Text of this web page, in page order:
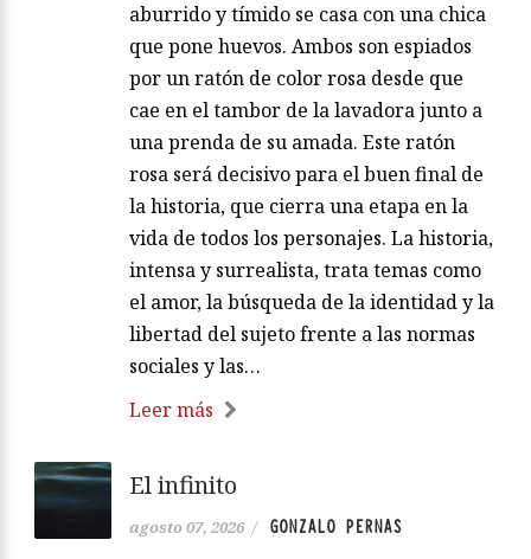
aburrido y tímido se casa con una chica
que pone huevos. Ambos son espiados
por un ratón de color rosa desde que
cae en el tambor de la lavadora junto a
una prenda de su amada. Este ratón
rosa será decisivo para el buen final de
la historia, que cierra una etapa en la
vida de todos los personajes. La historia,
intensa y surrealista, trata temas como
el amor, la búsqueda de la identidad y la
libertad del sujeto frente a las normas
sociales y las…
Leer más
El infinito
agosto 07, 2026 / GONZALO PERNAS